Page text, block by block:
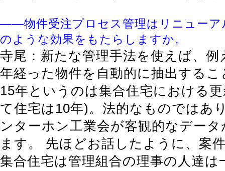
――物件受注プロセス管理はリニューア
のような効果をもたらしますか。
寺尾：新たな管理手法を使えば、例
年経った物件を自動的に抽出する
15年というのは集合住宅における
て住宅は10年)。法的なものではあ
ンターホン工業会が客観的なデー
ます。 先ほどお話したように、案
集合住宅は管理組合の理事の人達は